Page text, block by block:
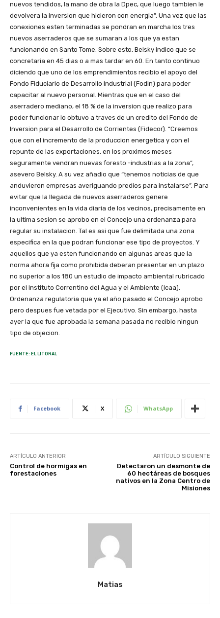
nuevos tendidos, la mano de obra la Dpec, que luego tambien le
devolvera la inversion que hicieron con energia”. Una vez que las
conexiones esten terminadas se pondran en marcha los tres
nuevos aserraderos que se sumaran a los que ya estan
funcionando en Santo Tome. Sobre esto, Belsky indico que se
concretaria en 45 dias o a mas tardar en 60. En tanto continuo
diciendo que uno de los emprendimientos recibio el apoyo del
Fondo Fiduciario de Desarrollo Industrial (Fodin) para poder
capacitar al nuevo personal. Mientras que en el caso del
aserradero mediano, el 18 % de la inversion que realizo para
poder funcionar lo obtuvo a traves de un credito del Fondo de
Inversion para el Desarrollo de Corrientes (Fidecor). “Creemos
que con el incremento de la produccion energetica y con el
repunte de las exportaciones, en los proximos meses
seguramente vendran nuevas foresto -industrias a la zona”,
asevero Belsky. A su vez añadio que “tenemos noticias de que
anduvieron empresas averiguando predios para instalarse”. Para
evitar que la llegada de nuevos aserraderos genere
inconvenientes en la vida diaria de los vecinos, precisamente en
la ultima sesion se aprobo en el Concejo una ordenanza para
regular su instalacion. Tal es asi que fue delimitada una zona
especifica en la que podran funcionar ese tipo de proyectos. Y
aquellos que ya esten funcionando en algunas areas que la
norma ahora fija como prohibida deberan presentar en un plazo
no superior a los 180 un estudio de impacto ambiental rubricado
por el Instituto Correntino del Agua y el Ambiente (Icaa).
Ordenanza regulatoria que ya el año pasado el Concejo aprobo
pero despues fue vetada por el Ejecutivo. Sin embargo, hasta
ayer la que fue aprobada la semana pasada no recibio ningun
tipo de objecion.
FUENTE: EL LITORAL
Facebook X WhatsApp
ARTÍCULO ANTERIOR
Control de hormigas en
forestaciones
ARTÍCULO SIGUIENTE
Detectaron un desmonte de
60 hectáreas de bosques
nativos en la Zona Centro de
Misiones
Matias